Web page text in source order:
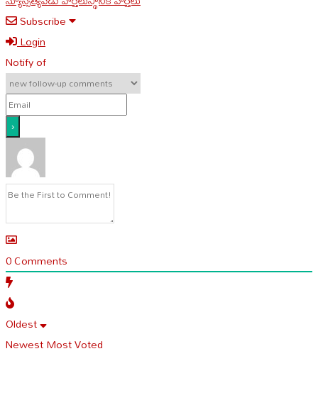
Subscribe
Login
Notify of
0Comments
Oldest
NewestMost Voted